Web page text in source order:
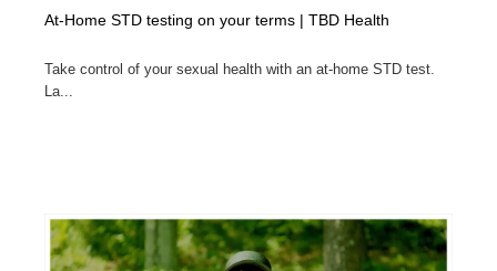
At-Home STD testing on your terms | TBD Health
Take control of your sexual health with an at-home STD test.
La...